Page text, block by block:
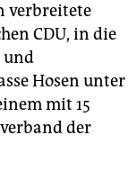
verbreitete
CDU, in die
und
Hosen unter
mit 15
der